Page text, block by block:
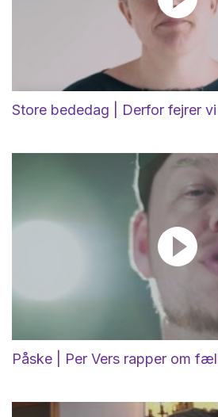
Store bededag | Derfor fejrer
Påske | Per Vers rapper om